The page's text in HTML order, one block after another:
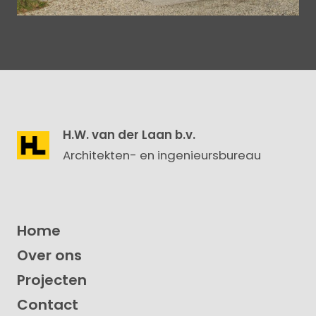
H.W. van der Laan b.v.
Architekten- en ingenieursbureau
Home
Over ons
Projecten
Contact